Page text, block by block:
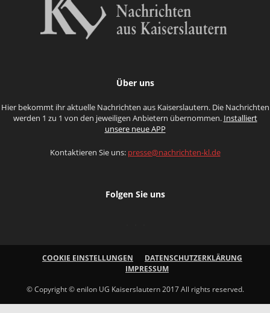
Über uns
Hier bekommt ihr aktuelle Nachrichten aus Kaiserslautern. Die Nachrichten
werden 1 zu 1 von den jeweiligen Anbietern übernommen. Installiert
unsere neue APP
Kontaktieren Sie uns: presse@nachrichten-kl.de
Folgen Sie uns
COOKIE EINSTELLUNGEN
DATENSCHUTZERKLÄRUNG
IMPRESSUM
© Copyright © enilon UG Kaiserslautern 2017 All rights reserved.